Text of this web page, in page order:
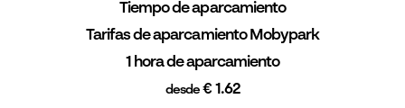
Tiempo de aparcamiento
Tarifas de aparcamiento Mobypark
1 hora de aparcamiento
desde € 1.62